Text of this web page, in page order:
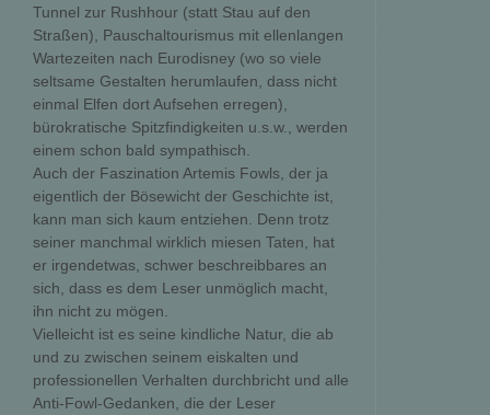
Tunnel zur Rushhour (statt Stau auf den
Straßen), Pauschaltourismus mit ellenlangen
Wartezeiten nach Eurodisney (wo so viele
seltsame Gestalten herumlaufen, dass nicht
einmal Elfen dort Aufsehen erregen),
bürokratische Spitzfindigkeiten u.s.w., werden
einem schon bald sympathisch.
Auch der Faszination Artemis Fowls, der ja
eigentlich der Bösewicht der Geschichte ist,
kann man sich kaum entziehen. Denn trotz
seiner manchmal wirklich miesen Taten, hat
er irgendetwas, schwer beschreibbares an
sich, dass es dem Leser unmöglich macht,
ihn nicht zu mögen.
Vielleicht ist es seine kindliche Natur, die ab
und zu zwischen seinem eiskalten und
professionellen Verhalten durchbricht und alle
Anti-Fowl-Gedanken, die der Leser